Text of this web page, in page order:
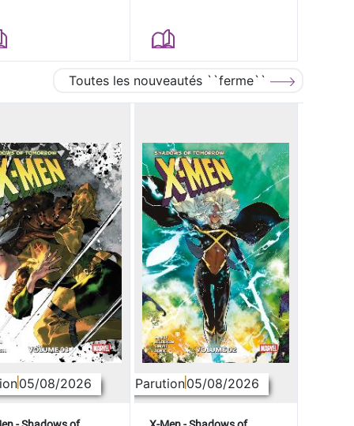
Toutes les nouveautés ``ferme``
05/08/2026 Parution05/08/2026